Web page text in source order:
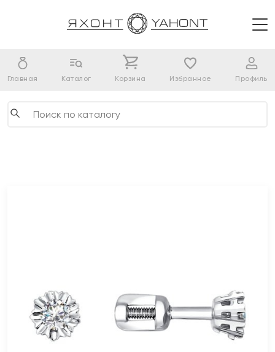
Главная Каталог Корзина Избранное Профиль